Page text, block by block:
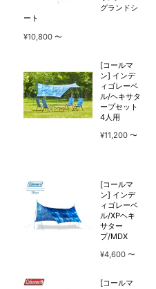
グランドシ
ート
¥10,800
[コールマ
ン] インデ
ィゴレーベ
ル/ヘキサタ
ープセット
4人用
¥11,200
[コールマ
ン] インデ
ィゴレーベ
ル/XPヘキ
サター
プ/MDX
¥4,600
[コールマ